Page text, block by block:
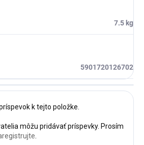
7.5 kg
5901720126702
k tejto položke.
môžu pridávať príspevky. Prosím